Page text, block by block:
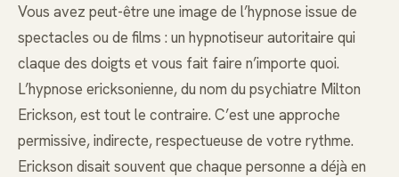
Vous avez peut-être une image de l’hypnose issue de
spectacles ou de films : un hypnotiseur autoritaire qui
claque des doigts et vous fait faire n’importe quoi.
L’hypnose ericksonienne, du nom du psychiatre Milton
Erickson, est tout le contraire. C’est une approche
permissive, indirecte, respectueuse de votre rythme.
Erickson disait souvent que chaque personne a déjà en